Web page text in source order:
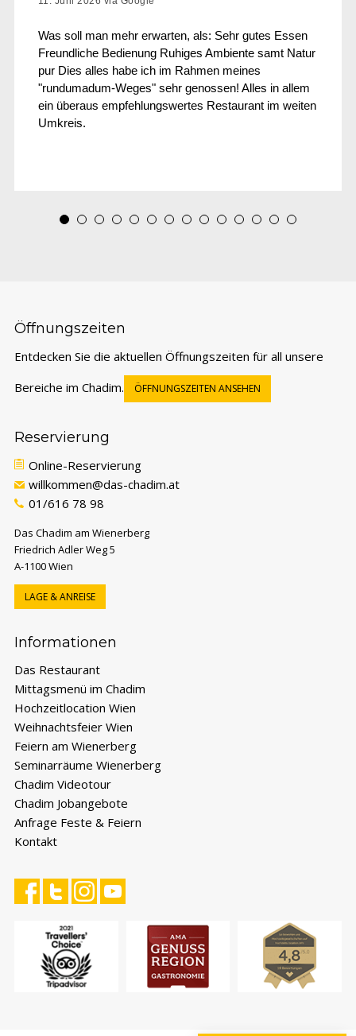
Was soll man mehr erwarten, als: Sehr gutes Essen
Freundliche Bedienung Ruhiges Ambiente samt Natur
pur Dies alles habe ich im Rahmen meines
"rundumadum-Weges" sehr genossen! Alles in allem
ein überaus empfehlungswertes Restaurant im weiten
Umkreis.
Öffnungszeiten
Entdecken Sie die aktuellen Öffnungszeiten für all unsere
Bereiche im Chadim.
ÖFFNUNGSZEITEN ANSEHEN
Reservierung
Online-Reservierung
willkommen@das-chadim.at
01/616 78 98
Das Chadim am Wienerberg
Friedrich Adler Weg 5
A-1100 Wien
LAGE & ANREISE
Informationen
Das Restaurant
Mittagsmenü im Chadim
Hochzeitlocation Wien
Weihnachtsfeier Wien
Feiern am Wienerberg
Seminarräume Wienerberg
Chadim Videotour
Chadim Jobangebote
Anfrage Feste & Feiern
Kontakt
SEMINAR ANFRAGEN
Formular für Seminare und Meetings öffnen.
TELEFONTERMIN VEREINBAREN
PERSÖNLICHER TERMIN
Digitale Assistentin öffnet den Chat und
beantwortet erste Fragen.
E-MAIL SCHREIBEN
Öffnet Ihr E-Mail-Programm mit unserer